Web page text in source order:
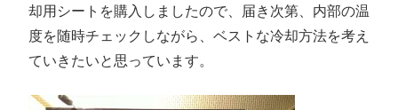
却用シートを購入しましたので、届き次第、内部の温
度を随時チェックしながら、ベストな冷却方法を考え
ていきたいと思っています。